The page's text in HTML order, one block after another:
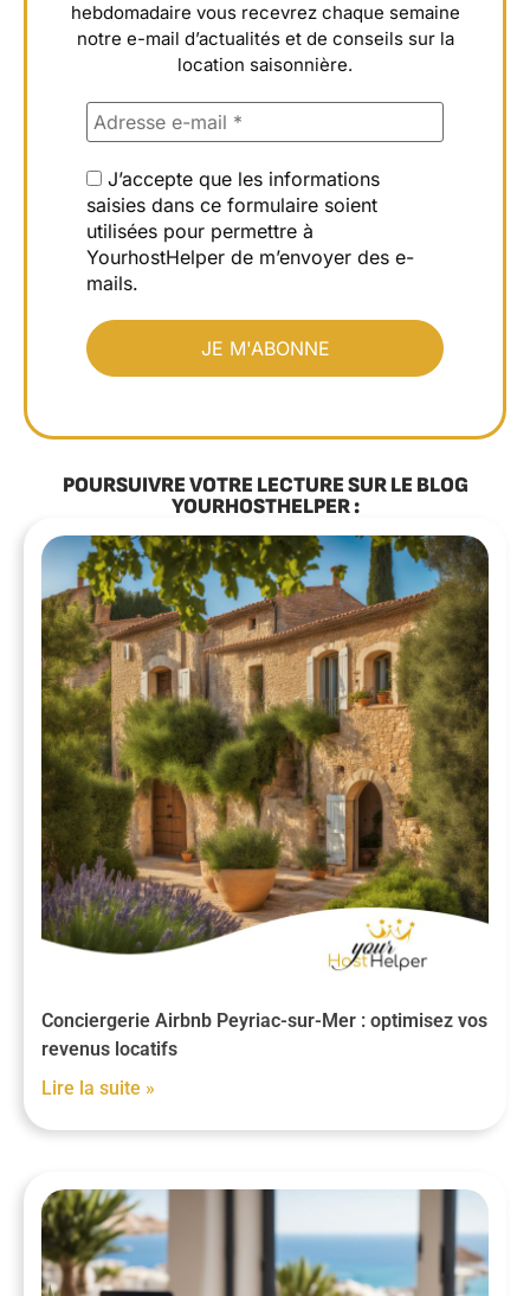
hebdomadaire vous recevrez chaque semaine
notre e-mail d’actualités et de conseils sur la
location saisonnière.
J’accepte que les informations
saisies dans ce formulaire soient
utilisées pour permettre à
YourhostHelper de m’envoyer des e-
mails.
POURSUIVRE VOTRE LECTURE SUR LE BLOG
YOURHOSTHELPER :
Conciergerie Airbnb Peyriac-sur-Mer : optimisez vos
revenus locatifs
Lire la suite »